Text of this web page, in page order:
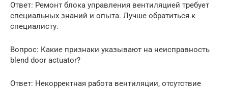
Ответ: Ремонт блока управления вентиляцией требует
специальных знаний и опыта. Лучше обратиться к
специалисту.
Вопрос: Какие признаки указывают на неисправность
blend door actuator?
Ответ: Некорректная работа вентиляции, отсутствие